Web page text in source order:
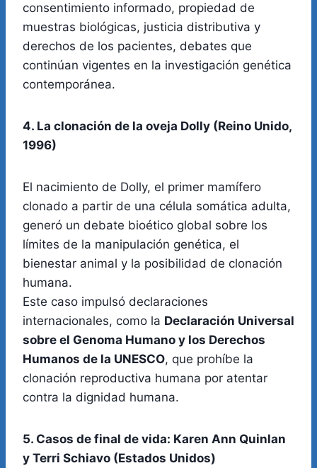
consentimiento informado, propiedad de
muestras biológicas, justicia distributiva y
derechos de los pacientes, debates que
continúan vigentes en la investigación genética
contemporánea.
4. La clonación de la oveja Dolly (Reino Unido,
1996)
El nacimiento de Dolly, el primer mamífero
clonado a partir de una célula somática adulta,
generó un debate bioético global sobre los
límites de la manipulación genética, el
bienestar animal y la posibilidad de clonación
humana.
Este caso impulsó declaraciones
internacionales, como la Declaración Universal
sobre el Genoma Humano y los Derechos
Humanos de la UNESCO, que prohíbe la
clonación reproductiva humana por atentar
contra la dignidad humana.
5. Casos de final de vida: Karen Ann Quinlan
y Terri Schiavo (Estados Unidos)